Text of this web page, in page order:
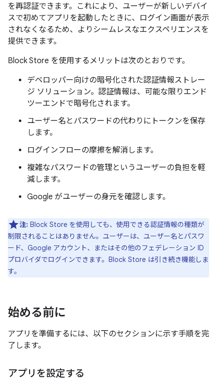
を再認証できます。これにより、ユーザーが新しいデバイ
スで初めてアプリを起動したときに、ログイン画面が表示
されなくなるため、よりシームレスなエクスペリエンスを
提供できます。
Block Store を使用するメリットは次のとおりです。
デベロッパー向けの暗号化された認証情報ストレー
ジ ソリューション。認証情報は、可能な限りエンド
ツーエンドで暗号化されます。
ユーザー名とパスワードの代わりにトークンを保存
します。
ログインフローの摩擦を解消します。
複雑なパスワードの管理というユーザーの負担を軽
減します。
Google がユーザーの身元を確認します。
注: Block Store を使用しても、使用できる認証情報の種類が
制限されることはありません。ユーザーは、ユーザー名とパスワ
ード、Google アカウント、またはその他のフェデレーション ID
プロバイダでログインできます。Block Store は引き続き機能しま
す。
始める前に
アプリを準備するには、以下のセクションに示す手順を完
了します。
アプリを設定する